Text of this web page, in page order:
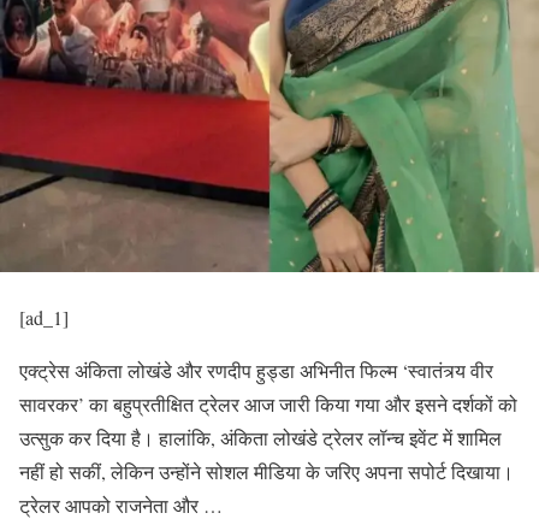
[ad_1]
एक्ट्रेस अंकिता लोखंडे और रणदीप हुड्डा अभिनीत फिल्म ‘स्वातंत्र्य वीर
सावरकर’ का बहुप्रतीक्षित ट्रेलर आज जारी किया गया और इसने दर्शकों को
उत्सुक कर दिया है। हालांकि, अंकिता लोखंडे ट्रेलर लॉन्च इवेंट में शामिल
नहीं हो सकीं, लेकिन उन्होंने सोशल मीडिया के जरिए अपना सपोर्ट दिखाया।
ट्रेलर आपको राजनेता और …